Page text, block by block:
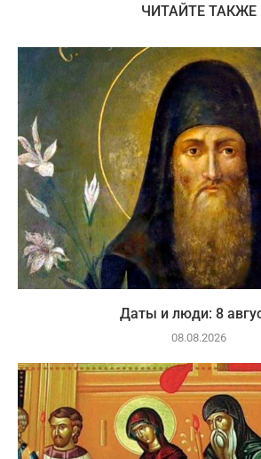
ЧИТАЙТЕ ТАКЖЕ
Даты и люди: 8
08.08.2026